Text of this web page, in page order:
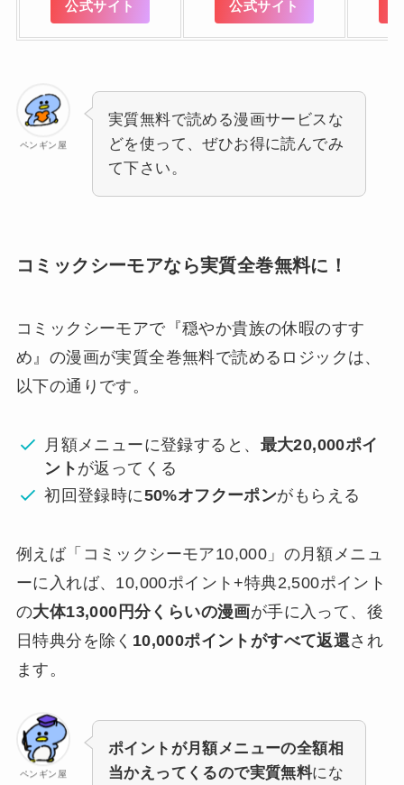
公式サイト 公式サイト
ペンギン屋
実質無料で読める漫画サービスな
どを使って、ぜひお得に読んでみ
て下さい。
コミックシーモアなら実質全巻無料に！
コミックシーモアで『穏やか貴族の休暇のすす
め』の漫画が実質全巻無料で読めるロジックは、
以下の通りです。
月額メニューに登録すると、 最大20,000ポイ
ント が返ってくる
初回登録時に50%オフクーポンがもらえる
例えば「コミックシーモア10,000」の月額メニュ
ーに入れば、10,000ポイント+特典2,500ポイント
の大体13,000円分くらいの漫画が手に入って、後
日特典分を除く 10,000ポイントがすべて返還され
ます。
ペンギン屋
ポイントが月額メニューの全額相
当かえってくるので実質無料にな